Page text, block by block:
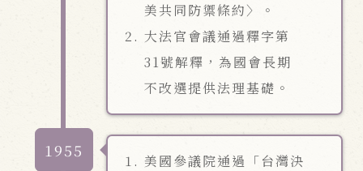
美共同防禦條約〉。
大法官會議通過釋字第
31號解釋，為國會長期
不改選提供法理基礎。
1955
美國參議院通過「台灣決